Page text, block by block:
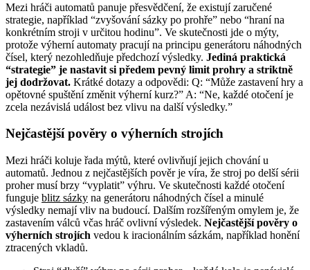
Mezi hráči automatů panuje přesvědčení, že existují zaručené
strategie, například “zvyšování sázky po prohře” nebo “hraní na
konkrétním stroji v určitou hodinu”. Ve skutečnosti jde o mýty,
protože výherní automaty pracují na principu generátoru náhodných
čísel, který nezohledňuje předchozí výsledky. Jediná praktická
“strategie” je nastavit si předem pevný limit prohry a striktně
jej dodržovat. Krátké dotazy a odpovědi: Q: “Může zastavení hry a
opětovné spuštění změnit výherní kurz?” A: “Ne, každé otočení je
zcela nezávislá událost bez vlivu na další výsledky.”
Nejčastější pověry o výherních strojích
Mezi hráči koluje řada mýtů, které ovlivňují jejich chování u
automatů. Jednou z nejčastějších pověr je víra, že stroj po delší sérii
proher musí brzy “vyplatit” výhru. Ve skutečnosti každé otočení
funguje blitz sázky na generátoru náhodných čísel a minulé
výsledky nemají vliv na budoucí. Dalším rozšířeným omylem je, že
zastavením válců včas hráč ovlivní výsledek. Nejčastější pověry o
výherních strojích vedou k iracionálním sázkám, například honění
ztracených vkladů.